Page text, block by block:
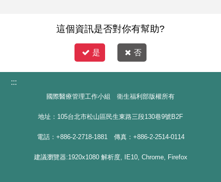
這個資訊是否對你有幫助?
是 否
:::
國際醫療管理工作小組 衛生福利部版權所有
地址：105台北市松山區民生東路三段130巷9號B2F
電話：+886-2-2718-1881 傳真：+886-2-2514-0114
建議瀏覽器:1920x1080 解析度, IE10, Chrome, Firefox